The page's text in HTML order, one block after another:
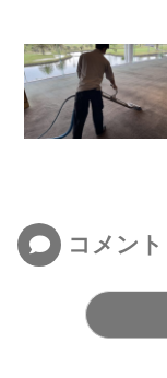
コメント